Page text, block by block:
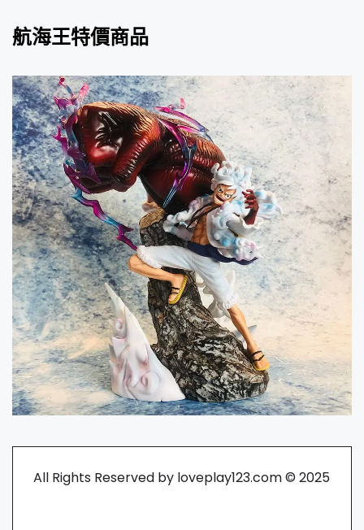
航海王特價商品
All Rights Reserved by loveplay123.com © 2025